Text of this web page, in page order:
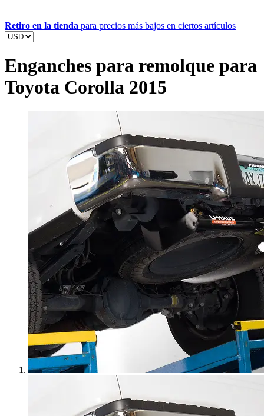
Retiro en la tienda para precios más bajos en ciertos artículos
Enganches para remolque para
Toyota Corolla 2015